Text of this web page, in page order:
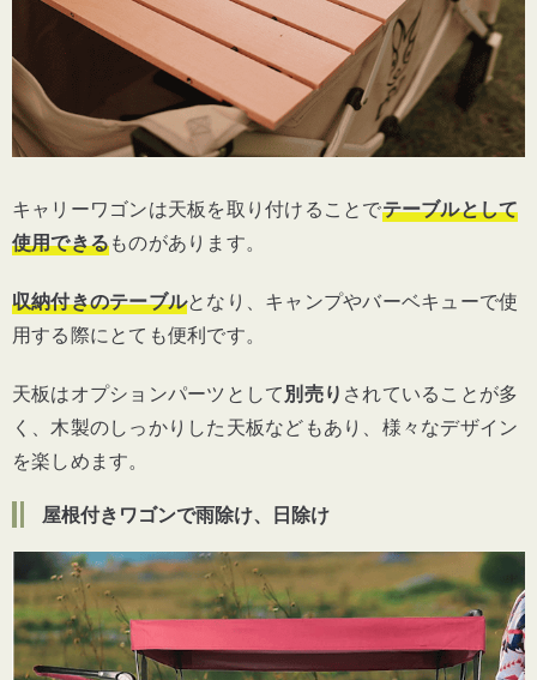
キャリーワゴンは天板を取り付けることでテーブルとして
使用できるものがあります。
収納付きのテーブルとなり、キャンプやバーベキューで使
用する際にとても便利です。
天板はオプションパーツとして別売り されていることが多
く、木製のしっかりした天板などもあり、様々なデザイン
を楽しめます。
屋根付きワゴンで雨除け、日除け